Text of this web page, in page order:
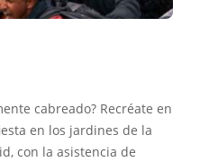
cabreado? Recréate en
en los jardines de la
con la asistencia de